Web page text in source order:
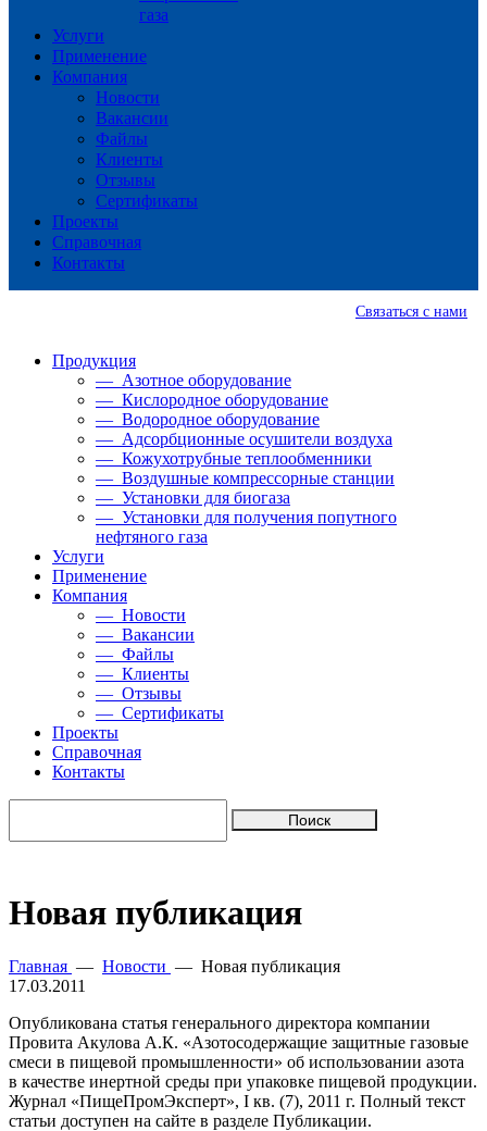
газа
Услуги
Применение
Компания
Новости
Вакансии
Файлы
Клиенты
Отзывы
Сертификаты
Проекты
Справочная
Контакты
Связаться с нами
Продукция
— Азотное оборудование
— Кислородное оборудование
— Водородное оборудование
— Адсорбционные осушители воздуха
— Кожухотрубные теплообменники
— Воздушные компрессорные станции
— Установки для биогаза
— Установки для получения попутного
нефтяного газа
Услуги
Применение
Компания
— Новости
— Вакансии
— Файлы
— Клиенты
— Отзывы
— Сертификаты
Проекты
Справочная
Контакты
Новая публикация
Главная — Новости — Новая публикация
17.03.2011
Опубликована статья генерального директора компании
Провита Акулова А.К. «Азотосодержащие защитные газовые
смеси в пищевой промышленности» об использовании азота
в качестве инертной среды при упаковке пищевой продукции.
Журнал «ПищеПромЭксперт», I кв. (7), 2011 г. Полный текст
статьи доступен на сайте в разделе Публикации.